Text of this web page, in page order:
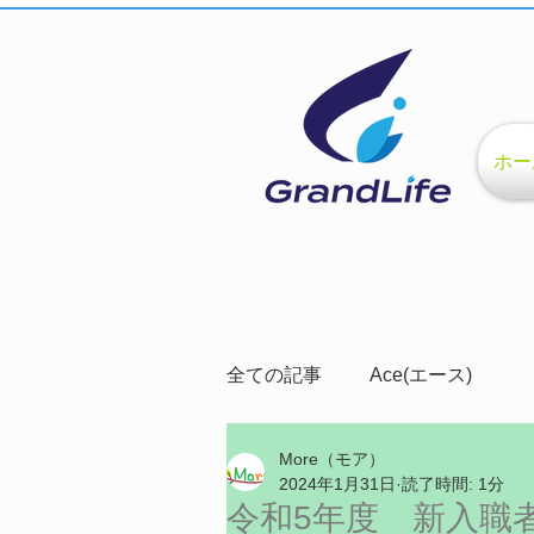
ホ
全ての記事 Ace(エース)
Grand Life(グランドライフ)
令和5年度 新入職
More（モア）
2024年1月31日 読了時間: 1分